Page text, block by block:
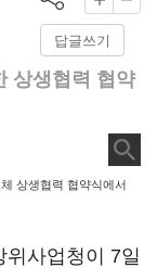
답글쓰기
상생협력 협약
상생협력 협약식에서
위사업청이 7일